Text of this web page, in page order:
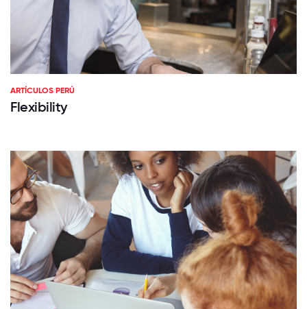
ARTÍCULOS PERÚ
Flexibility